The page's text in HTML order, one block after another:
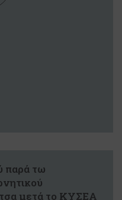
παρά τω
μετά το ΚΥΣΕΑ